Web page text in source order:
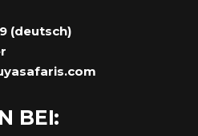
(deutsch)
BEI: